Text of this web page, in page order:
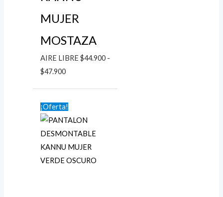
MUJER
MOSTAZA
AIRE LIBRE $44.900 -
$47.900
¡Oferta!
precio
original
era:
$59.900.
precio
actual
es:
$44.900.